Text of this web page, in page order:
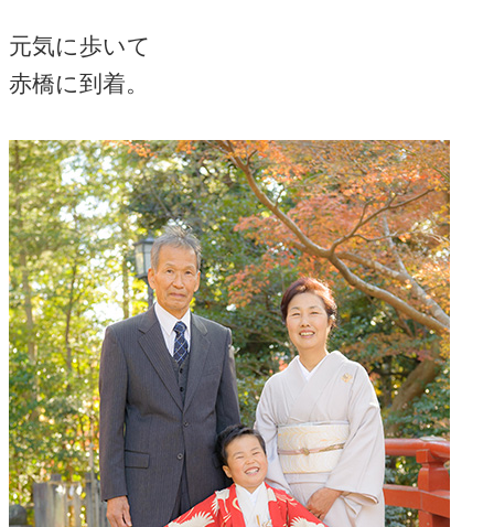
元気に歩いて
赤橋に到着。